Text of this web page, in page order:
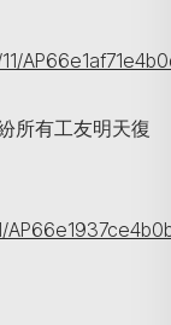
所有工友明天復